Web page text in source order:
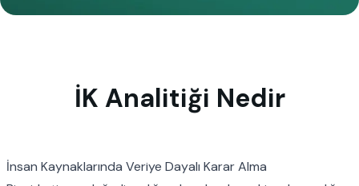
İK Analitiği Nedir
İnsan Kaynaklarında Veriye Dayalı Karar Alma